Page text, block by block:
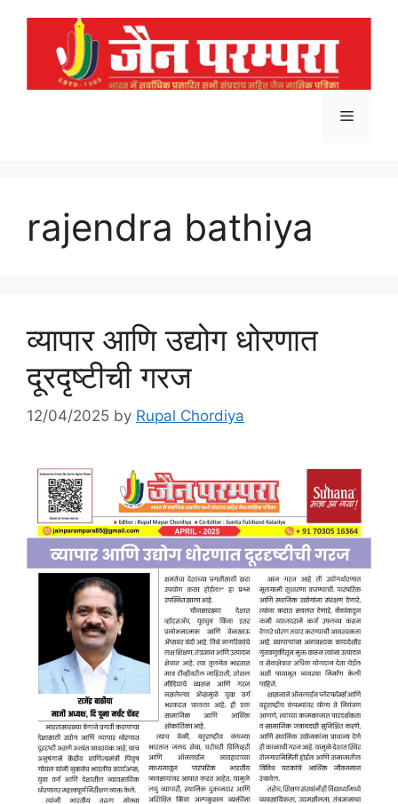
Menu
rajendra bathiya
व्यापार आणि उद्योग धोरणात
दूरदृष्टीची गरज
12/04/2025 by Rupal Chordiya